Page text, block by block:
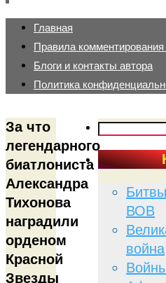
Перейти
содержимому
Главная
Правила
Блоги и контакты автора
Политика
За что
легендарного
биатлониста
Александра
Тихонова
наградили
орденом
Красной
Звезды
ВОВ
война